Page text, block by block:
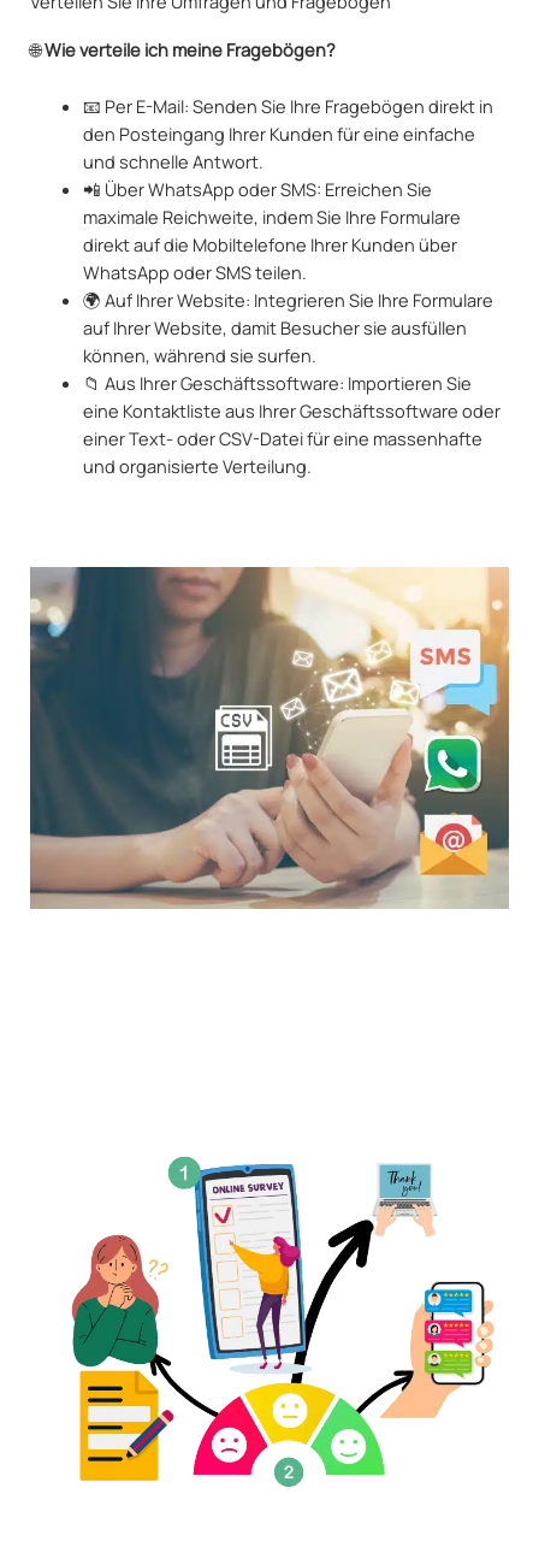
🌐Wie verteile ich meine Fragebögen?
📧 Per E-Mail: Senden Sie Ihre Fragebögen direkt in
den Posteingang Ihrer Kunden für eine einfache
und schnelle Antwort.
📲 Über WhatsApp oder SMS: Erreichen Sie
maximale Reichweite, indem Sie Ihre Formulare
direkt auf die Mobiltelefone Ihrer Kunden über
WhatsApp oder SMS teilen.
🌍 Auf Ihrer Website: Integrieren Sie Ihre Formulare
auf Ihrer Website, damit Besucher sie ausfüllen
können, während sie surfen.
📁 Aus Ihrer Geschäftssoftware: Importieren Sie
eine Kontaktliste aus Ihrer Geschäftssoftware oder
einer Text- oder CSV-Datei für eine massenhafte
und organisierte Verteilung.